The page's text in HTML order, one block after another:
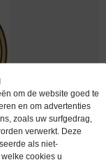
om de website goed te
en om advertenties
zoals uw surfgedrag,
verwerkt. Deze
als niet-
cookies u
of America
/ John